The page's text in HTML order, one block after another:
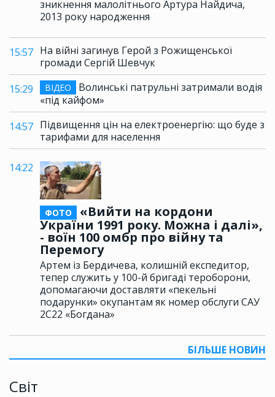
зникнення малолітнього Артура Найдича,
2013 року народження
15:57 На війні загинув Герой з Рожищенської
громади Сергій Шевчук
15:29
ВІДЕО
Волинські патрульні затримали водія
«під кайфом»
14:57 Підвищення цін на електроенергію: що буде з
тарифами для населення
14:22
ФОТО
«Вийти на кордони
України 1991 року. Можна і далі»,
- воїн 100 омбр про війну та
Перемогу
Артем із Бердичева, колишній експедитор,
тепер служить у 100-й бригаді тероборони,
допомагаючи доставляти «пекельні
подарунки» окупантам як номер обслуги САУ
2С22 «Богдана»
БІЛЬШЕ НОВИН
Світ